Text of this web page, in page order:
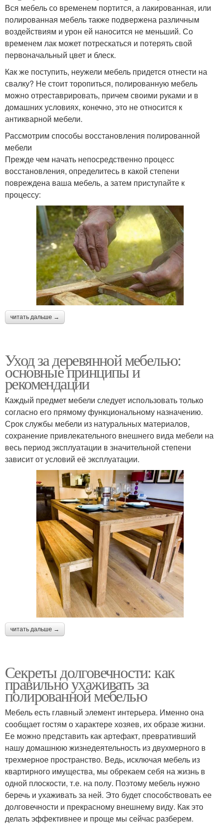
Вся мебель со временем портится, а лакированная, или
полированная мебель также подвержена различным
воздействиям и урон ей наносится не меньший. Со
временем лак может потрескаться и потерять свой
первоначальный цвет и блеск.
Как же поступить, неужели мебель придется отнести на
свалку? Не стоит торопиться, полированную мебель
можно отреставрировать, причем своими руками и в
домашних условиях, конечно, это не относится к
антикварной мебели.
Рассмотрим способы восстановления полированной
мебели
Прежде чем начать непосредственно процесс
восстановления, определитесь в какой степени
повреждена ваша мебель, а затем приступайте к
процессу:
читать дальше →
Уход за деревянной мебелью:
основные принципы и
рекомендации
Каждый предмет мебели следует использовать только
согласно его прямому функциональному назначению.
Срок службы мебели из натуральных материалов,
сохранение привлекательного внешнего вида мебели на
весь период эксплуатации в значительной степени
зависит от условий её эксплуатации.
читать дальше →
Секреты долговечности: как
правильно ухаживать за
полированной мебелью
Мебель есть главный элемент интерьера. Именно она
сообщает гостям о характере хозяев, их образе жизни.
Ее можно представить как артефакт, превративший
нашу домашнюю жизнедеятельность из двухмерного в
трехмерное пространство. Ведь, исключая мебель из
квартирного имущества, мы обрекаем себя на жизнь в
одной плоскости, т.е. на полу. Поэтому мебель нужно
беречь и ухаживать за ней. Это будет способствовать ее
долговечности и прекрасному внешнему виду. Как это
делать эффективнее и проще мы сейчас разберем.